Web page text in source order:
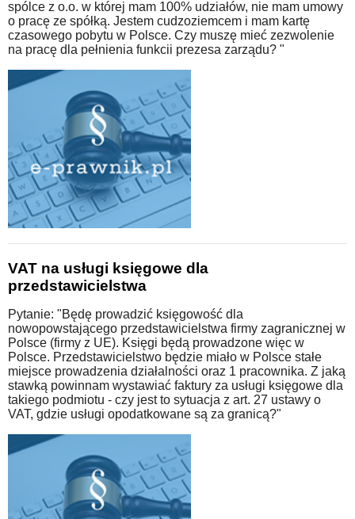
spólce z o.o. w której mam 100% udziałów, nie mam umowy
o pracę ze spółką. Jestem cudzoziemcem i mam kartę
czasowego pobytu w Polsce. Czy muszę mieć zezwolenie
na pracę dla pełnienia funkcii prezesa zarządu? "
VAT na usługi księgowe dla
przedstawicielstwa
Pytanie: "Będę prowadzić księgowość dla
nowopowstającego przedstawicielstwa firmy zagranicznej w
Polsce (firmy z UE). Księgi będą prowadzone więc w
Polsce. Przedstawicielstwo będzie miało w Polsce stałe
miejsce prowadzenia działalności oraz 1 pracownika. Z jaką
stawką powinnam wystawiać faktury za usługi księgowe dla
takiego podmiotu - czy jest to sytuacja z art. 27 ustawy o
VAT, gdzie usługi opodatkowane są za granicą?"